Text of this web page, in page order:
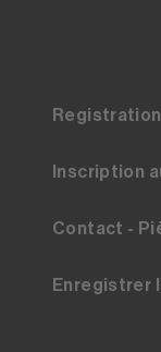
Inscription
Contact -
Enregistrer